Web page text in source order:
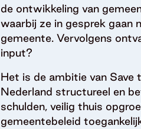
de ontwikkeling van
waarbij ze in gesprek gaan
gemeente. Vervolgens
input?
Het is de ambitie van Save
Nederland structureel en
schulden, veilig thuis
gemeentebeleid